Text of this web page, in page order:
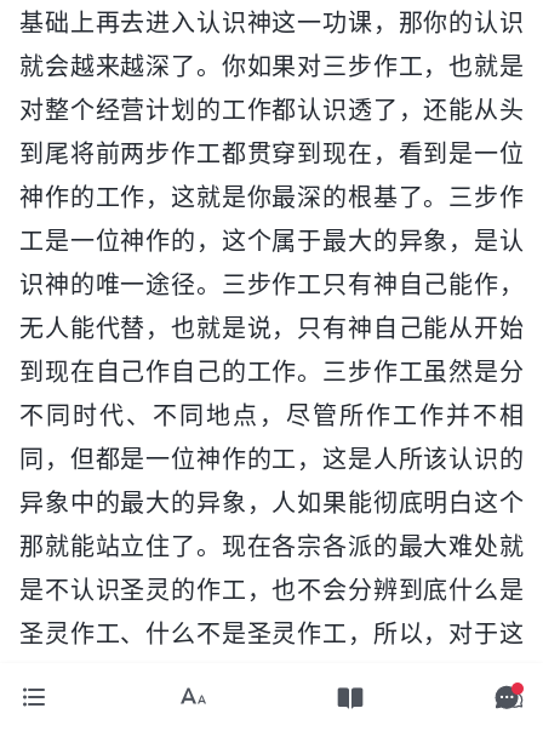
基础上再去进入认识神这一功课，那你的认识
就会越来越深了。你如果对三步作工，也就是
对整个经营计划的工作都认识透了，还能从头
到尾将前两步作工都贯穿到现在，看到是一位
神作的工作，这就是你最深的根基了。三步作
工是一位神作的，这个属于最大的异象，是认
识神的唯一途径。三步作工只有神自己能作，
无人能代替，也就是说，只有神自己能从开始
到现在自己作自己的工作。三步作工虽然是分
不同时代、不同地点，尽管所作工作并不相
同，但都是一位神作的工，这是人所该认识的
异象中的最大的异象，人如果能彻底明白这个
那就能站立住了。现在各宗各派的最大难处就
是不认识圣灵的作工，也不会分辨到底什么是
圣灵作工、什么不是圣灵作工，所以，对于这
一步作工到底是不是与前两步作工一样都是耶